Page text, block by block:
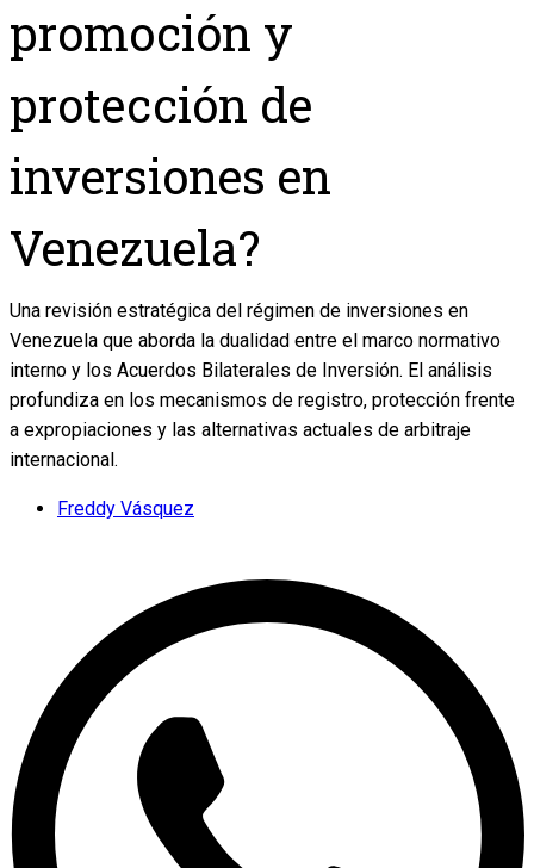
promoción y
protección de
inversiones en
Venezuela?
Una revisión estratégica del régimen de inversiones en
Venezuela que aborda la dualidad entre el marco normativo
interno y los Acuerdos Bilaterales de Inversión. El análisis
profundiza en los mecanismos de registro, protección frente
a expropiaciones y las alternativas actuales de arbitraje
internacional.
Freddy Vásquez